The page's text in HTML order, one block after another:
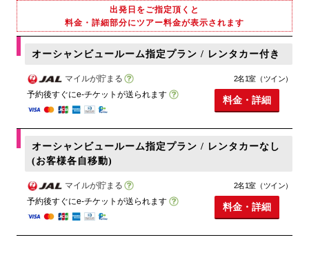
出発日をご指定頂くと
料金・詳細部分にツアー料金が表示されます
オーシャンビュールーム指定プラン / レンタカー付き
マイルが貯まる
予約後すぐにe-チケットが送られます
2名1室（ツイン）
料金・詳細
オーシャンビュールーム指定プラン / レンタカーなし
(お客様各自移動)
マイルが貯まる
予約後すぐにe-チケットが送られます
2名1室（ツイン）
料金・詳細